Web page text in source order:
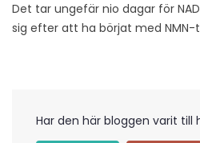
Det tar ungefär nio dagar för
sig efter att ha börjat med NMN-
Har den här bloggen varit till